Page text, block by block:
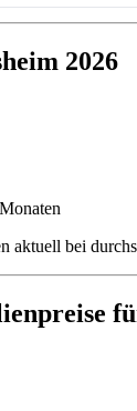
2026
aktuell bei